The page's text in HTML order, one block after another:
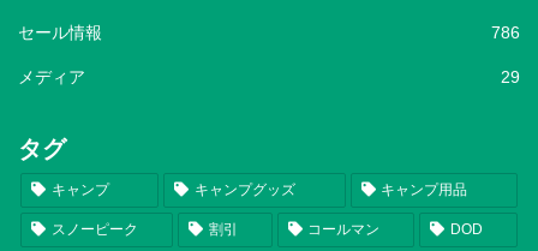
セール情報 786
メディア 29
タグ
キャンプ キャンプグッズ キャンプ用品
スノーピーク 割引 コールマン DOD